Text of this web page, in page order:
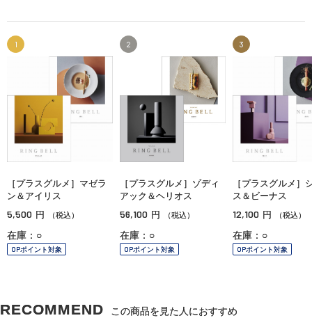
1
［プラスグルメ］マゼラ
ン＆アイリス
5,500 円 （税込）
在庫：○
OPポイント対象
2
［プラスグルメ］ゾディ
アック＆ヘリオス
56,100 円 （税込）
在庫：○
OPポイント対象
3
［プラスグルメ］
ス＆ビーナス
12,100 円 （税込）
在庫：○
OPポイント対象
RECOMMEND この商品を見た人におすすめ